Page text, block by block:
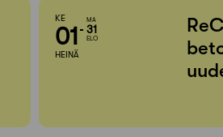
KE
01
HEINÄ
MA
31
ELO